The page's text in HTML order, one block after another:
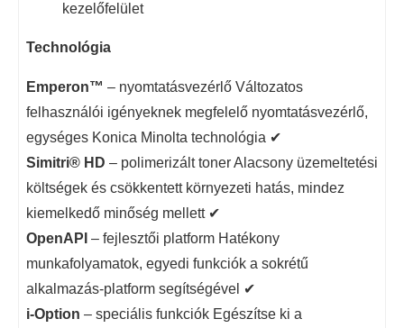
kezelőfelület
Technológia
Emperon™ – nyomtatásvezérlő Változatos
felhasználói igényeknek megfelelő nyomtatásvezérlő,
egységes Konica Minolta technológia ✔
Simitri® HD – polimerizált toner Alacsony üzemeltetési
költségek és csökkentett környezeti hatás, mindez
kiemelkedő minőség mellett ✔
OpenAPI – fejlesztői platform Hatékony
munkafolyamatok, egyedi funkciók a sokrétű
alkalmazás-platform segítségével ✔
i-Option – speciális funkciók Egészítse ki a